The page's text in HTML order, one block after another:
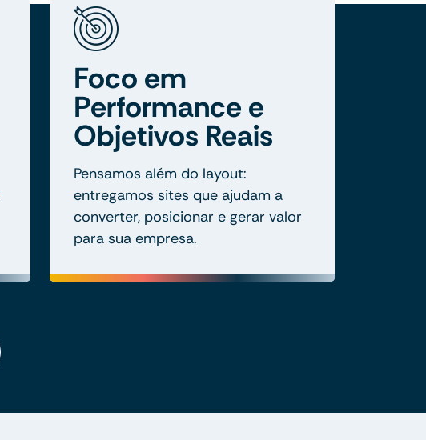
Foco em
Performance e
Objetivos Reais
Pensamos além do layout:
entregamos sites que ajudam a
converter, posicionar e gerar valor
para sua empresa.